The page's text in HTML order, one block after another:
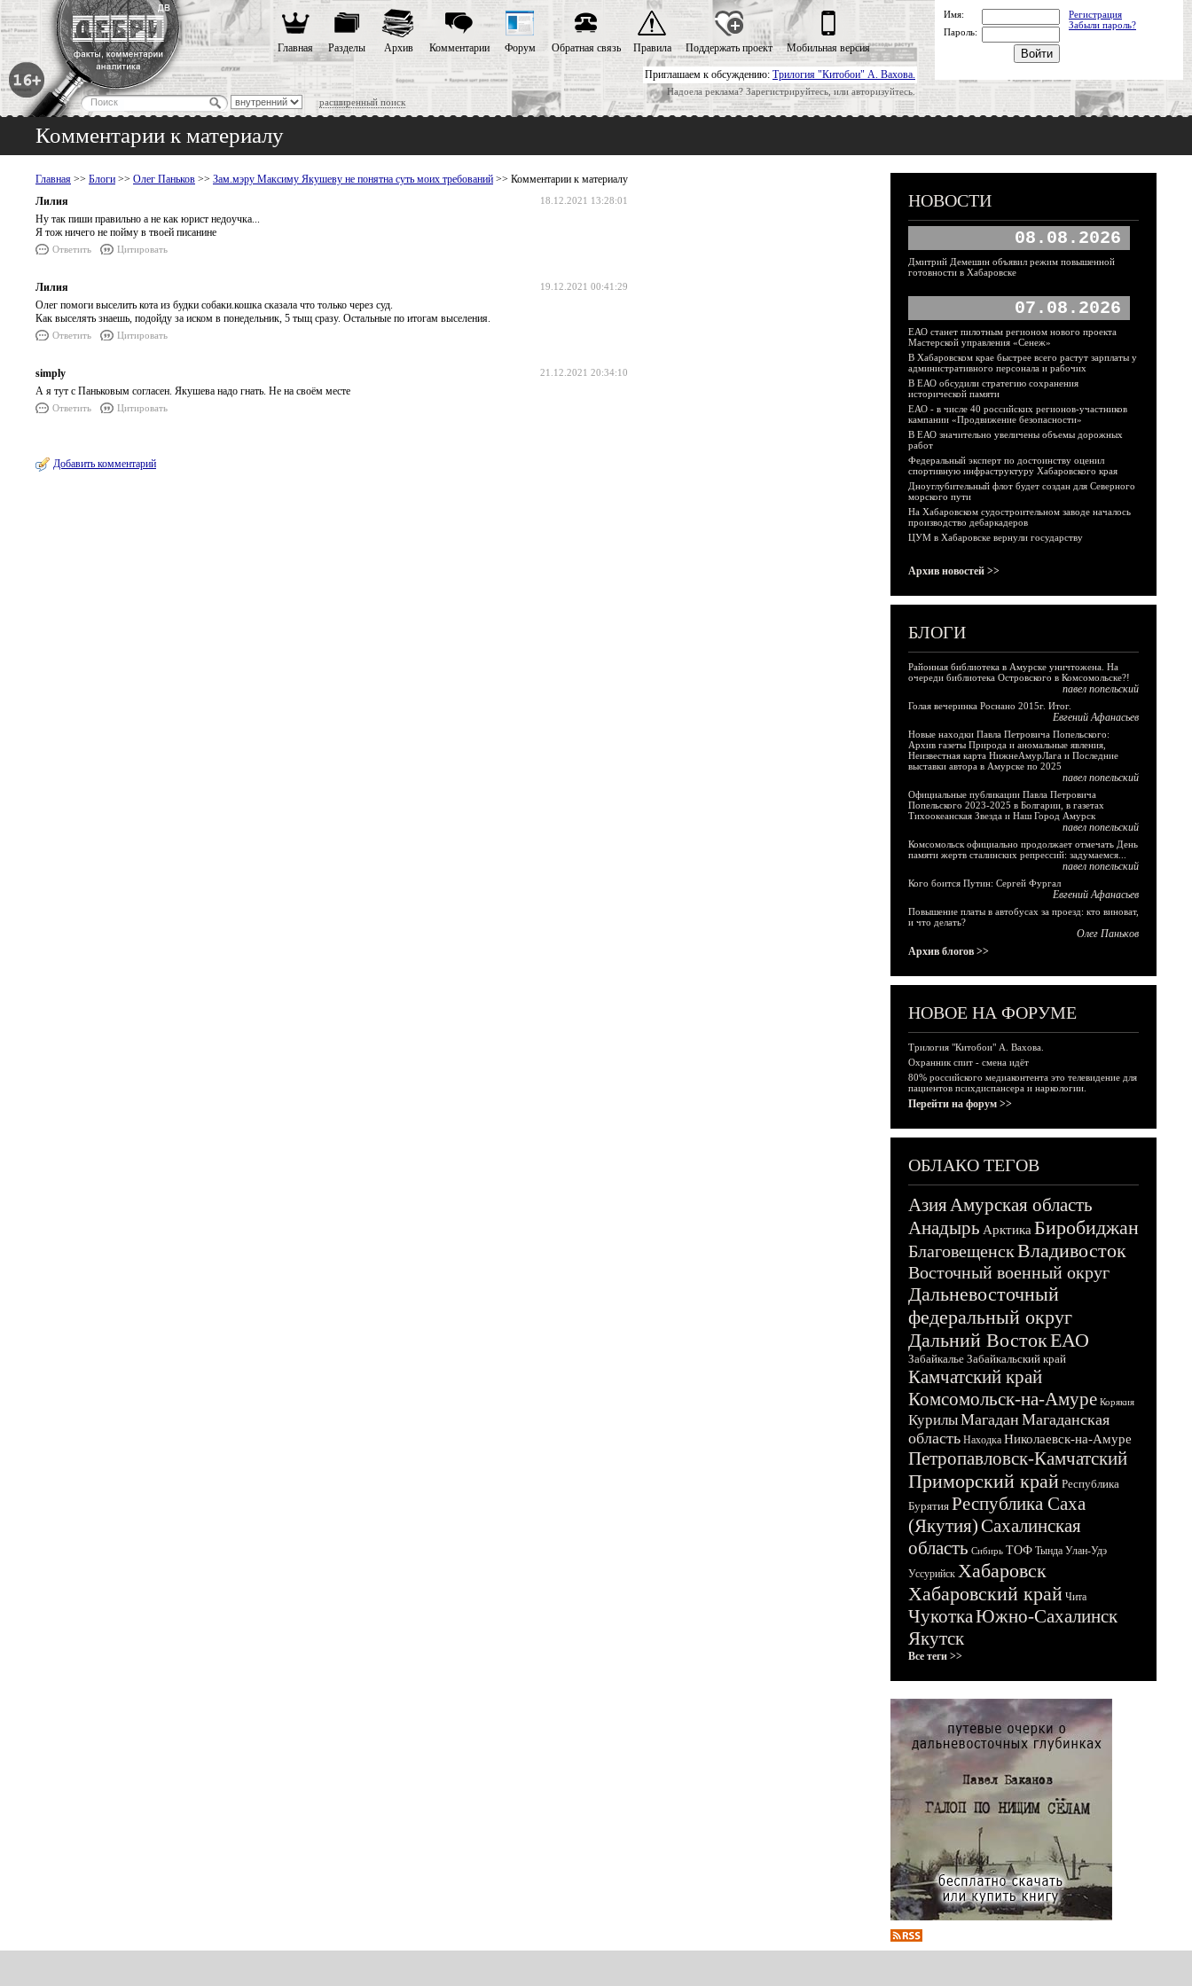
Приглашаем к обсуждению: Трилогия "Китобои" А. Вахова.
Надоела реклама? Зарегистрируйтесь, или авторизуйтесь.
расширенный поиск
Главная Разделы Архив Комментарии Форум Обратная связь Правила Поддержать проект Мобильная версия
Имя:
Регистрация
Забыли пароль?
Пароль:
Комментарии к материалу
Главная >> Блоги >> Олег Паньков >> Зам.мэру Максиму Якушеву не понятна суть моих требований >> Комментарии к материалу
18.12.2021 13:28:01
Лилия
Ну так пиши правильно а не как юрист недоучка...
Я тож ничего не пойму в твоей писанине
Ответить Цитировать
19.12.2021 00:41:29
Лилия
Олег помоги выселить кота из будки собаки.кошка сказала что только через суд.
Как выселять знаешь, подойду за иском в понедельник, 5 тыщ сразу. Остальные по итогам выселения.
Ответить Цитировать
21.12.2021 20:34:10
simply
А я тут с Паньковым согласен. Якушева надо гнать. Не на своём месте
Ответить Цитировать
Добавить комментарий
НОВОСТИ
08.08.2026
Дмитрий Демешин объявил режим повышенной
готовности в Хабаровске
07.08.2026
ЕАО станет пилотным регионом нового проекта
Мастерской управления «Сенеж»
В Хабаровском крае быстрее всего растут зарплаты у
административного персонала и рабочих
В ЕАО обсудили стратегию сохранения
исторической памяти
ЕАО - в числе 40 российских регионов-участников
кампании «Продвижение безопасности»
В ЕАО значительно увеличены объемы дорожных
работ
Федеральный эксперт по достоинству оценил
спортивную инфраструктуру Хабаровского края
Дноуглубительный флот будет создан для Северного
морского пути
На Хабаровском судостроительном заводе началось
производство дебаркадеров
ЦУМ в Хабаровске вернули государству
Архив новостей >>
БЛОГИ
Районная библиотека в Амурске уничтожена. На
очереди библиотека Островского в Комсомольске?!
павел попельский
Голая вечеринка Роснано 2015г. Итог.
Евгений Афанасьев
Новые находки Павла Петровича Попельского:
Архив газеты Природа и аномальные явления,
Неизвестная карта НижнеАмурЛага и Последние
выставки автора в Амурске по 2025
павел попельский
Официальные публикации Павла Петровича
Попельского 2023-2025 в Болгарии, в газетах
Тихоокеанская Звезда и Наш Город Амурск
павел попельский
Комсомольск официально продолжает отмечать День
памяти жертв сталинских репрессий: задумаемся...
павел попельский
Кого боится Путин: Сергей Фургал
Евгений Афанасьев
Повышение платы в автобусах за проезд: кто виноват,
и что делать?
Олег Паньков
Архив блогов >>
НОВОЕ НА ФОРУМЕ
Трилогия "Китобои" А. Вахова.
Охранник спит - смена идёт
80% российского медиаконтента это телевидение для
пациентов психдиспансера и наркологии.
Перейти на форум >>
ОБЛАКО ТЕГОВ
АзияАмурская область
Анадырь Арктика Биробиджан
БлаговещенскВладивосток
Восточный военный округ
Дальневосточный
федеральный округ
Дальний ВостокЕАО
Забайкалье Забайкальский край
Камчатский край
Комсомольск-на-Амуре Корякия
КурилыМагадан Магаданская
область Находка Николаевск-на-Амуре
Петропавловск-Камчатский
Приморский край Республика
Бурятия Республика Саха
(Якутия)Сахалинская
область Сибирь ТОФ Тында Улан-Удэ
Уссурийск Хабаровск
Хабаровский край Чита
ЧукоткаЮжно-Сахалинск
Якутск
Все теги >>